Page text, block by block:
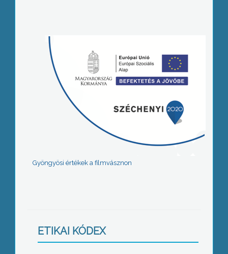
Gyöngyösi értékek a filmvásznon
ETIKAI KÓDEX